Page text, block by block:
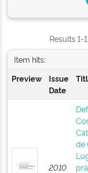
Results 1-
Item hits:
Preview
Issue
Date
2010
de